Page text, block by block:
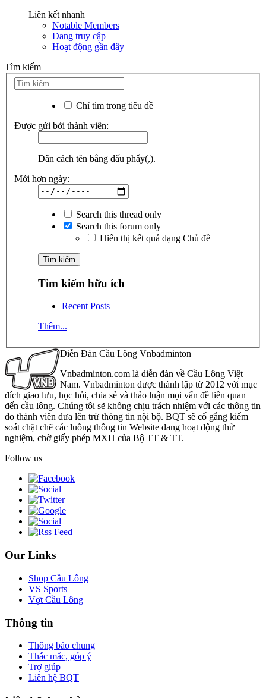
Liên kết nhanh
Notable Members
Đang truy cập
Hoạt động gần đây
Tìm kiếm
Chỉ tìm trong tiêu đề
Được gửi bởi thành viên:
Dãn cách tên bằng dấu phẩy(,).
Mới hơn ngày:
Search this thread only
Search this forum only
Hiển thị kết quả dạng Chủ đề
Tìm kiếm hữu ích
Recent Posts
Thêm...
Diễn Đàn Cầu Lông Vnbadminton
Vnbadminton.com là diễn đàn về Cầu Lông Việt
Nam. Vnbadminton được thành lập từ 2012 với mục
đích giao lưu, học hỏi, chia sẻ và thảo luận mọi vấn đề liên quan
đến cầu lông. Chúng tôi sẽ không chịu trách nhiệm với các thông tin
do thành viên đưa lên trừ thông tin nội bộ. BQT sẽ cố gắng kiểm
soát chặt chẽ các luồng thông tin Website đang hoạt động thử
nghiệm, chờ giấy phép MXH của Bộ TT & TT.
Follow us
Our Links
Shop Cầu Lông
VS Sports
Vợt Cầu Lông
Thông tin
Thông báo chung
Thắc mắc, góp ý
Trợ giúp
Liên hệ BQT